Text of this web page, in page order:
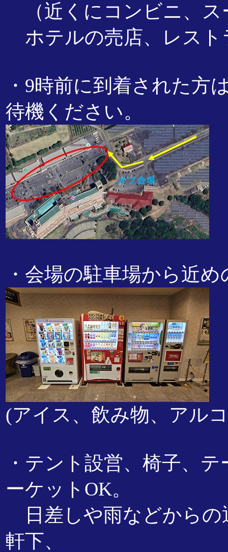
（近くにコンビニ、ス
ホテルの売店、レスト
・9時前に到着された方
待機ください。
・会場の駐車場から近
(アイス、飲み物、アル
・テント設営、椅子、
ーケットOK。
日差しや雨などからの
軒下、